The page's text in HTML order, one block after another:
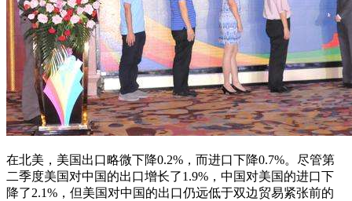
在北美，美国出口略微下降0.2%，而进口下降0.7%。尽管第
二季度美国对中国的出口增长了1.9%，中国对美国的进口下
降了2.1%，但美国对中国的出口仍远低于双边贸易紧张前的